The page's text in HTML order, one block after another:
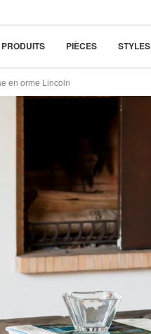
beauté dans la
PRODUITS PIÈCES STYLES
en orme Lincoln